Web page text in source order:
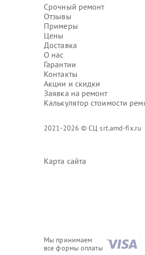
Срочный ремонт
Отзывы
Примеры
Цены
Доставка
О нас
Гарантии
Контакты
Акции и скидки
Заявка на ремонт
Калькулятор стоимости
2021-2026 © СЦ srt.amd-fix.ru
Карта сайта
Мы принимаем
все формы оплаты